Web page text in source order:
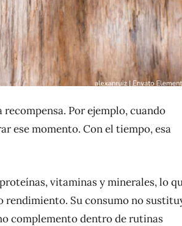
Por ejemplo, cuando
ese momento. Con el tiempo, esa
vitaminas y minerales, lo
Su consumo no
complemento dentro de rutinas